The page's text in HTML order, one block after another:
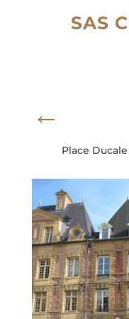
SAS
←
Place